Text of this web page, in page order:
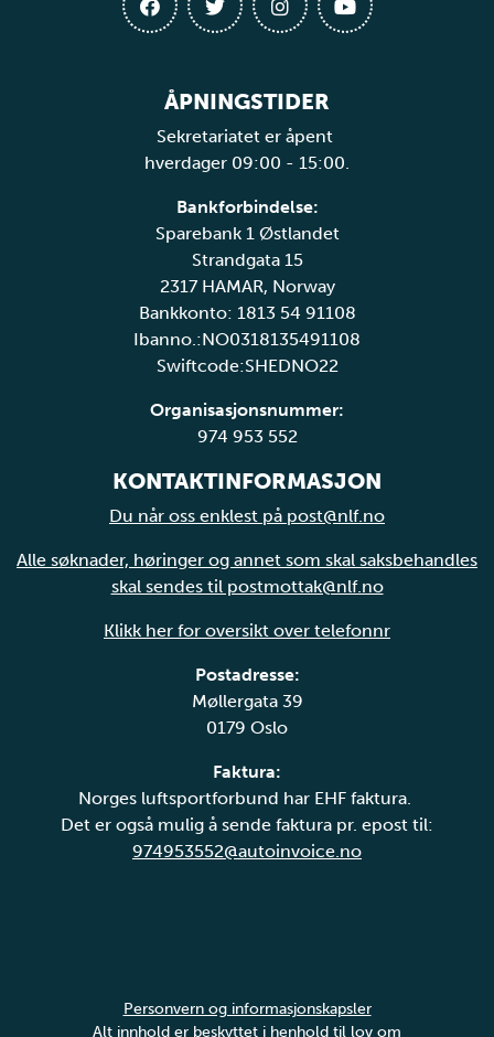
ÅPNINGSTIDER
Sekretariatet er åpent
hverdager 09:00 - 15:00.
Bankforbindelse:
Sparebank 1 Østlandet
Strandgata 15
2317 HAMAR, Norway
Bankkonto: 1813 54 91108
Ibanno.:NO0318135491108
Swiftcode:SHEDNO22
Organisasjonsnummer:
974 953 552
KONTAKTINFORMASJON
Du når oss enklest på post@nlf.no
Alle søknader, høringer og annet som skal saksbehandles
skal sendes til postmottak@nlf.no
Klikk her for oversikt over telefonnr
Postadresse:
Møllergata 39
0179 Oslo
Faktura:
Norges luftsportforbund har EHF faktura.
Det er også mulig å sende faktura pr. epost til:
974953552@autoinvoice.no
Personvern og informasjonskapsler
Alt innhold er beskyttet i henhold til lov om